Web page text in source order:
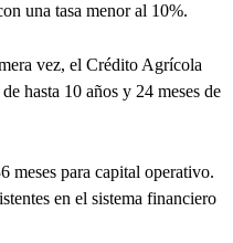
una tasa menor al 10%.
vez, el Crédito Agrícola
hasta 10 años y 24 meses de
meses para capital operativo.
en el sistema financiero